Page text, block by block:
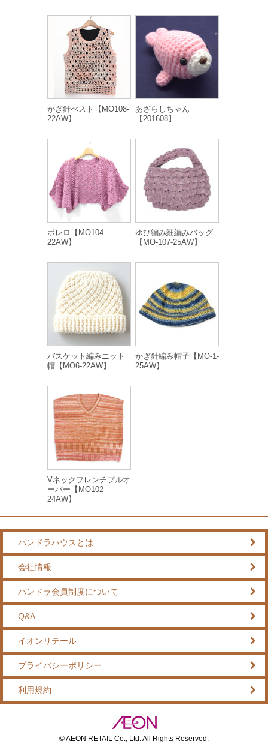
かぎ針べスト【MO108-
22AW】
あざらしちゃん
【201608】
ボレロ【MO104-
22AW】
ゆび編み細編みバッグ
【MO-107-25AW】
バスケット編みニット
帽【MO6-22AW】
かぎ針編み帽子【MO-1-
25AW】
Vネックフレンチプルオ
ーバー【MO102-
24AW】
パンドラハウスとは
会社情報
パンドラ会員制度について
Q&A
イオンリテール
プライバシーポリシー
利用規約
© AEON RETAIL Co., Ltd. All Rights Reserved.